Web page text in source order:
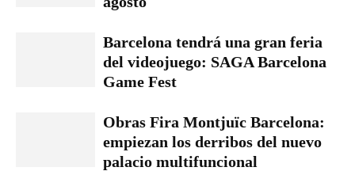
Barcelona tendrá una gran feria
del videojuego: SAGA Barcelona
Game Fest
Obras Fira Montjuïc Barcelona:
empiezan los derribos del nuevo
palacio multifuncional